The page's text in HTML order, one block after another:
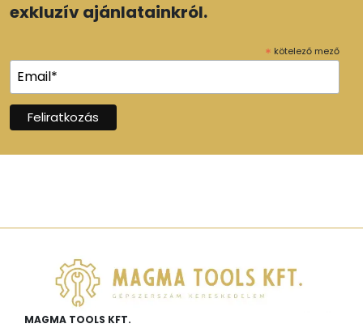
exkluzív ajánlatainkról.
* kötelező mező
MAGMA TOOLS KFT.